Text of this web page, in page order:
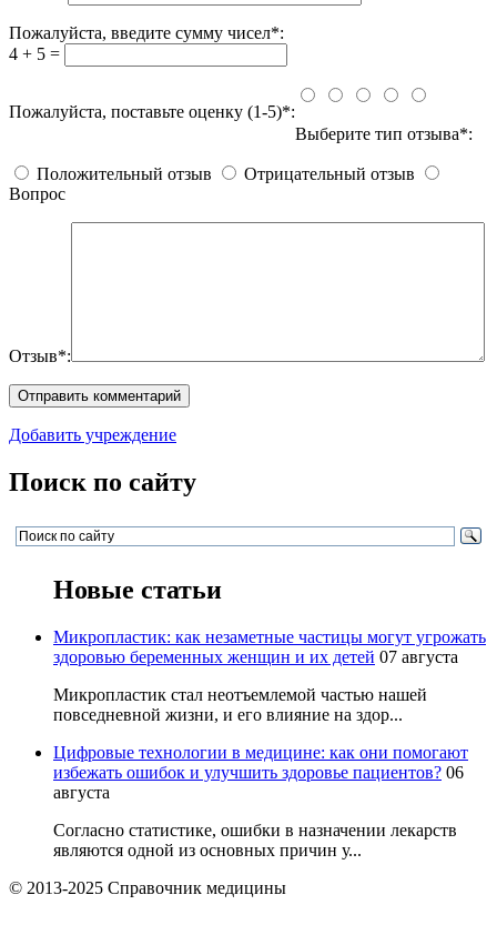
Пожалуйста, введите сумму чисел*:
4 + 5 =
Пожалуйста, поставьте оценку (1-5)*:
Выберите тип отзыва*:
Положительный отзыв
Отрицательный отзыв
Вопрос
Отзыв*:
Добавить учреждение
Поиск по сайту
Новые статьи
Микропластик: как незаметные частицы могут угрожать
здоровью беременных женщин и их детей 07 августа
Микропластик стал неотъемлемой частью нашей
повседневной жизни, и его влияние на здор...
Цифровые технологии в медицине: как они помогают
избежать ошибок и улучшить здоровье пациентов? 06
августа
Согласно статистике, ошибки в назначении лекарств
являются одной из основных причин у...
© 2013-2025 Справочник медицины